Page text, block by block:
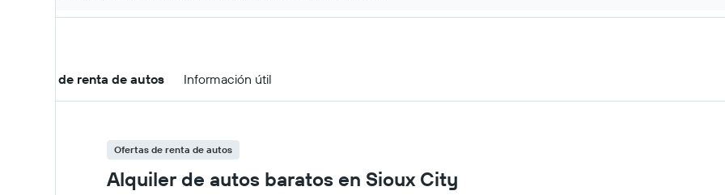
Ofertas de renta de autos Información útil
Ofertas de renta de autos
Alquiler de autos baratos en Sioux City